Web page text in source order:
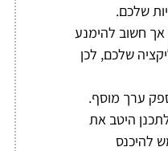
שלכם.
חשוב להימנע
שלכם, לכן
ערך מוסף.
היטב את
להיכנס